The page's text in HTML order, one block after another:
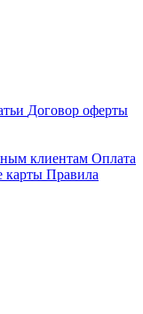
Договор оферты
клиентам Оплата
карты Правила